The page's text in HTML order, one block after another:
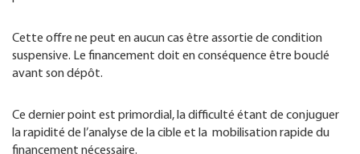
Cette offre ne peut en aucun cas être assortie de condition
suspensive. Le financement doit en conséquence être bouclé
avant son dépôt.
Ce dernier point est primordial, la difficulté étant de conjuguer
la rapidité de l’analyse de la cible et la mobilisation rapide du
financement nécessaire.